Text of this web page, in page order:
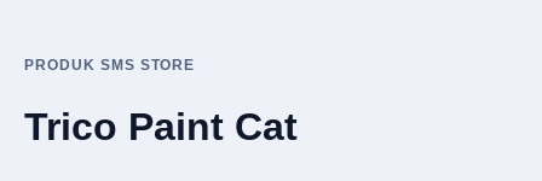
PRODUK SMS STORE
Trico Paint Cat